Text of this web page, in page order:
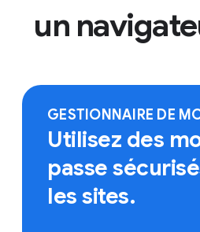
passe enregistrés et bien plus.
un
GESTIONNAIRE DE
Utilisez des
passe
les sites.